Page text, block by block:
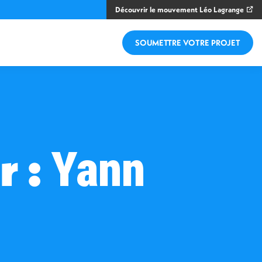
Découvrir le mouvement Léo Lagrange
SOUMETTRE VOTRE PROJET
:Yann